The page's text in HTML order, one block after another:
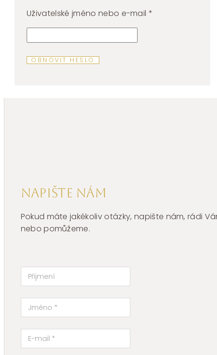
Uživatelské jméno nebo e-mail *
OBNOVIT HESLO
Napište nám
Pokud máte jakékoliv otázky, napište nám, rádi
nebo pomůžeme.